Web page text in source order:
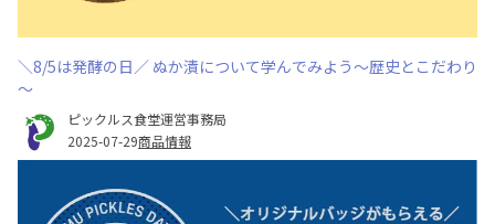
＼8/5は発酵の日／ ぬか漬について学んでみよう～歴史とこだわり
～
ピックルス食堂運営事務局
2025-07-29商品情報